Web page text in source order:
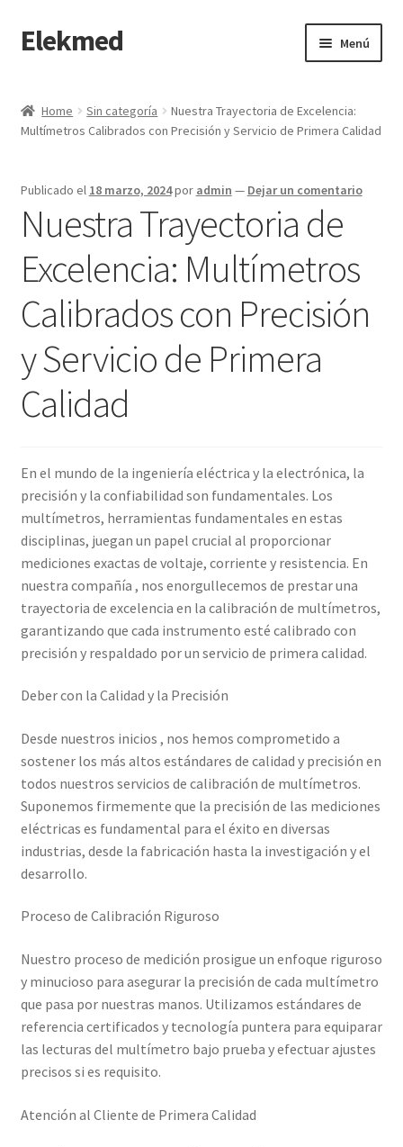
Saltar
a
Ir
al
Elekmed Menú
¿Por Qué Elegir a Elekmed México?
¿Qué es un amperímetro de gancho y cuál es su función
¿Qué es un Amperímetro y Cuál es su Función Principal?
¿Qué es un medidor de tierras y cuál es su función Principal?
¿Qué es un multímetro y cuál es su función Principal?
¿Qué es un osciloscopio y cuál es su función Principal?
Calibración de Amperímetros – Elekmed México
Calibración de Medidores de Resistencia – Elekmed México
Calibración de Multímetros – Elekmed México
Calibración de Osciloscopios – Elekmed México
Medidor de tierras con certificado de calibración
Mi cuenta
Multímetro con certificado de calibración
Nuestra Misión en Elekmed México
Osciloscopio con certificado de calibración
Productos calibrados con certificado de Calibración
Servicios de calibración eléctrica
Sobre Nosotros – Elekmed México
Home Sin categoría
Nuestra Trayectoria de Excelencia:
Multímetros Calibrados con Precisión y Servicio de Primera Calidad
Publicado el 18 marzo, 2024por admin — Dejar un comentario
Nuestra Trayectoria de
Excelencia: Multímetros
Calibrados con Precisión
y Servicio de Primera
Calidad
En el mundo de la ingeniería eléctrica y la electrónica, la
precisión y la confiabilidad son fundamentales. Los
multímetros, herramientas fundamentales en estas
disciplinas, juegan un papel crucial al proporcionar
mediciones exactas de voltaje, corriente y resistencia. En
nuestra compañía , nos enorgullecemos de prestar una
trayectoria de excelencia en la calibración de multímetros,
garantizando que cada instrumento esté calibrado con
precisión y respaldado por un servicio de primera calidad.
Deber con la Calidad y la Precisión
Desde nuestros inicios , nos hemos comprometido a
sostener los más altos estándares de calidad y precisión en
todos nuestros servicios de calibración de multímetros.
Suponemos firmemente que la precisión de las mediciones
eléctricas es fundamental para el éxito en diversas
industrias, desde la fabricación hasta la investigación y el
desarrollo.
Proceso de Calibración Riguroso
Nuestro proceso de medición prosigue un enfoque riguroso
y minucioso para asegurar la precisión de cada multímetro
que pasa por nuestras manos. Utilizamos estándares de
referencia certificados y tecnología puntera para equiparar
las lecturas del multímetro bajo prueba y efectuar ajustes
precisos si es requisito.
Atención al Cliente de Primera Calidad